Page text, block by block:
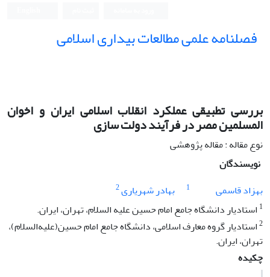
فصلنامه علمی مطالعات بیداری اسلامی
بررسی تطبیقی عملکرد انقلاب اسلامی ایران و اخوان
المسلمین مصر در فرآیند دولت سازی
نوع مقاله : مقاله پژوهشی
نویسندگان
بهزاد قاسمی
1 بهادر شهریاری2
1 استادیار دانشگاه جامع امام حسین علیه السلام، تهران، ایران.
2استادیار گروه معارف اسلامی، دانشگاه جامع امام حسین(علیه‌السلام)،
تهران، ایران.
چکیده